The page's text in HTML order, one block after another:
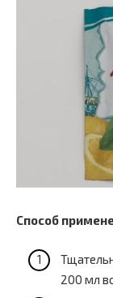
Способ
200 мл